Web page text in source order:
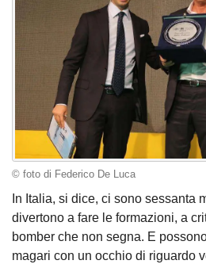
© foto di Federico De Luca
In Italia, si dice, ci sono sessanta
divertono a fare le formazioni, a
bomber che non segna. E
magari con un occhio di riguardo